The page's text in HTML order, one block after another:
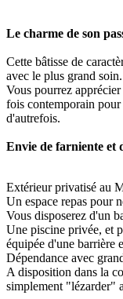
Le charme de son
Cette bâtisse de
avec le plus grand
Vous pourrez
fois contemporain
d'autrefois.
Envie de farniente et
Extérieur privatisé au
Un espace repas pour
Vous disposerez d'un
Une piscine privée, et
équipée d'une barrière
Dépendance avec
A disposition dans la
simplement "lézarder"